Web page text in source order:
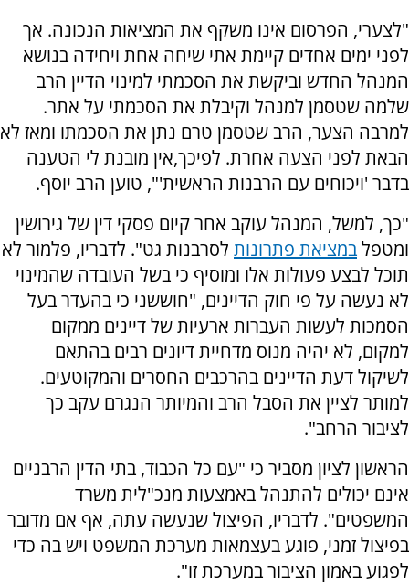
"לצערי, הפרסום אינו משקף את המציאות הנכונה. אך
לפני ימים אחדים קיימת אתי שיחה אחת ויחידה בנושא
המנהל החדש וביקשת את הסכמתי למינוי הדיין הרב
שלמה שטסמן למנהל וקיבלת את הסכמתי על אתר.
למרבה הצער, הרב שטסמן טרם נתן את הסכמתו ומאז לא
הבאת לפני הצעה אחרת. לפיכך,אין מובנת לי הטענה
בדבר 'ויכוחים עם הרבנות הראשית'", טוען הרב יוסף.
"כך, למשל, המנהל עוקב אחר קיום פסקי דין של גירושין
ומטפלבמציאת פתרונות לסרבנות גט". לדבריו, פלמור לא
תוכל לבצע פעולות אלו ומוסיף כי בשל העובדה שהמינוי
לא נעשה על פי חוק הדיינים, "חוששני כי בהעדר בעל
הסמכות לעשות העברות ארעיות של דיינים ממקום
למקום, לא יהיה מנוס מדחיית דיונים רבים בהתאם
לשיקול דעת הדיינים בהרכבים החסרים והמקוטעים.
למותר לציין את הסבל הרב והמיותר הנגרם עקב כך
לציבור הרחב".
הראשון לציון מסביר כי "עם כל הכבוד, בתי הדין הרבניים
אינם יכולים להתנהל באמצעות מנכ"לית משרד
המשפטים". לדבריו, הפיצול שנעשה עתה, אף אם מדובר
בפיצול זמני, פוגע בעצמאות מערכת המשפט ויש בה כדי
לפגוע באמון הציבור במערכת זו".